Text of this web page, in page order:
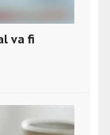
va fi